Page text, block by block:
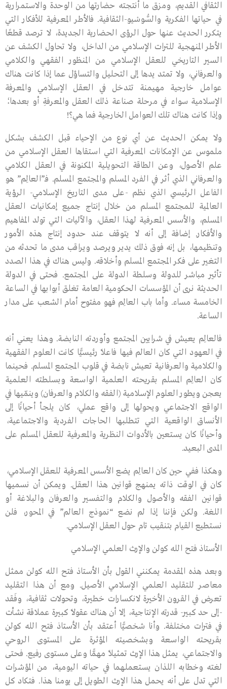
الثقافي القديم، ومزق ما أنتجته حضارتها من الوحدة والاستمرارية
في حياتها الفكرية والسُّوسْيو-الثقافية. فالأطر المعرفية للأفكار التي
يتكرر الحديث عنها حول الرؤى الحضارية الجديدة، لا ترصد قطعًا
الأطر المنهجية للترات الإسلامي من الداخل، ولا تحاول الكشف عن
السير التاريخي للعقل الإسلامي من المنظور الفقهي والكلامي
والعرفاني، ولا تمتد يدها إلى التحليل والتساؤل عما إذا كانت هناك
عوامل خارجية مهيمنة تتدخل في العقل الإسلامي والمعرفة
الإسلامية سواء في مرحلة صناعة ذلك العقل والمعرفةِ أو بعدها؛
وإذا كانت هناك تلك العوامل الخارجية فما هي؟!
ولا يمكن الحديث عن أي نوع من الإحياء قبل الكشف بشكل
ملموس عن الإمكانات المعرفية التي استقاها العقل الإسلامي من
علم الأصول، وعن الطاقة التحويلية المكنونة في العقل الكلامي
والعرفاني الذي أثر في الفرد المسلم والمجتمع المسلم. فـ”العالِم” هو
الفاعل الرئيسي الذي نظم -على مدى التاريخ الإسلامي- الرؤية
العالمية للمجتمع المسلم من خلال إنتاج جميع إمكانيات العقل
المسلم، والأسس المعرفية لهذا العقل، والآليات التي تولد المفاهيم
والأفكار. إضافة إلى أنه لا يتوقف عند حدود إنتاج هذه الأمور
وتنظيمها، بل إنه فوق ذلك يدير ويرصد ويراقب مدى ما تحدثه من
التغير على فكر المجتمع المسلم وأخلاقه. وليس هناك في هذا الصدد
تأثير مباشر للدولة وسلطة الدولة على المجتمع. فحتى في الدولة
الحديثة نرى أن المؤسسات الحكومية العامة تغلق أبوابها في الساعة
الخامسة مساء. وأما باب العالِم فهو مفتوح أمام الشعب على مدار
الساعة.
فالعالِم يعيش في شرايين المجتمع وأوردته النابضة. وهذا يعني أنه
في العهود التي كان العالم فيها فاعلاً رئيسيًّا كانت العلوم الفقهية
والكلامية والعرفانية تعيش نابضة في قلوب المجتمع المسلم. فحينما
كان العالِم المسلم بقريحته العلمية الواسعة وبسلطته العلمية
يعجن ويطور العلوم الإسلامية (الفقه والكلام والعرفان) وينمّيها في
الواقع الاجتماعي ويحولها إلى واقع عملي، كان يلجأ أحيانًا إلى
الأنساق الواقعية التي تتطلبها الحاجات الفردية والاجتماعية،
وأحيانًا كان يستعين بالأدوات النظرية والمعرفية للعقل المسلم على
المدى البعيد.
وهكذا ففي حين كان العالِم يضع الأسس المعرفية للعقل الإسلامي،
كان في الوقت ذاته يمنهج قوانين هذا العقل. ويمكن أن نسميها
قوانين الفقه والأصول والكلام والتفسير والعرفان والبلاغة أو
اللغة. ولكن فإننا إذا لم نضع “نموذج العالم” في المحور، فلن
نستطيع القيام بتنقيب تام حول العقل الإسلامي.
الأستاذ فتح الله كولن والإرث العلمي الإسلامي
وبعد هذه المقدمة يمكنني القول بأن الأستاذ فتح الله كولن ممثل
معاصر للتقليد العلمي الإسلامي الأصيل. ومع أن هذا التقليد
تعرض في القرون الأخيرة لانكسارات خطيرة، وتحولات ثقافية، وفَقد
-إلى حد كبير- قدرته الإنتاجية، إلا أن هناك عقولاً كبيرة عملاقة نشأت
في فترات مختلفة. وأنا شخصيًّا أعتقد بأن الأستاذ فتح الله كولن
بقريحته الواسعة وبشخصيته المؤثرة على المستوى الروحي
والاجتماعي، يمثل هذا الإرث تمثيلاً مهمًّا وعلى مستوى رفيع. فحتى
لغته وخطابه اللذان يستعملهما في حياته اليومية، من المؤشرات
التي تدل على أنه يحمل هذا الإرث الطويل إلى يومنا هذا. فتكاد كل